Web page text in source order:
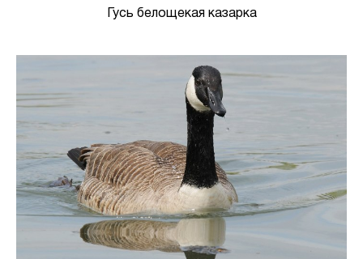
Гусь белощекая казарка